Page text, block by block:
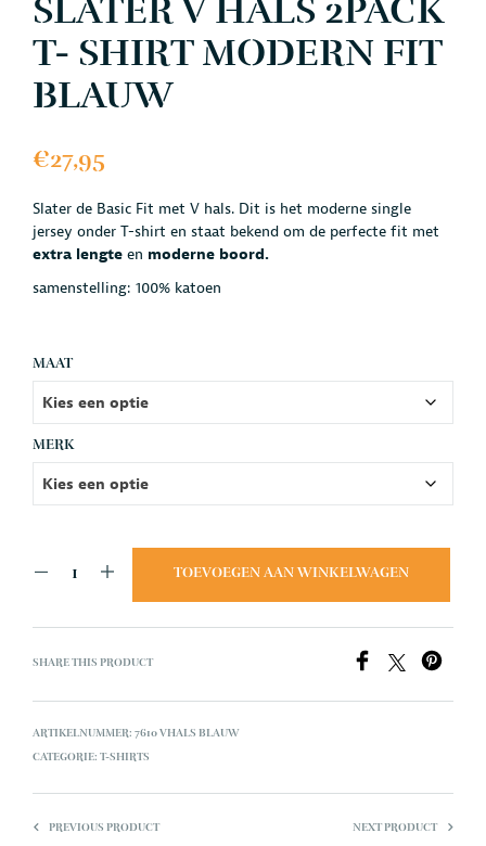
SLATER V HALS 2PACK
T- SHIRT MODERN FIT
BLAUW
€27,95
Slater de Basic Fit met V hals. Dit is het moderne single
jersey onder T-shirt en staat bekend om de perfecte fit met
extra lengte en moderne boord.
samenstelling: 100% katoen
MAAT
MERK
TOEVOEGEN AAN WINKELWAGEN
SHARE THIS PRODUCT
ARTIKELNUMMER:7610 VHALS BLAUW
CATEGORIE:T-SHIRTS
PREVIOUS PRODUCT NEXT PRODUCT